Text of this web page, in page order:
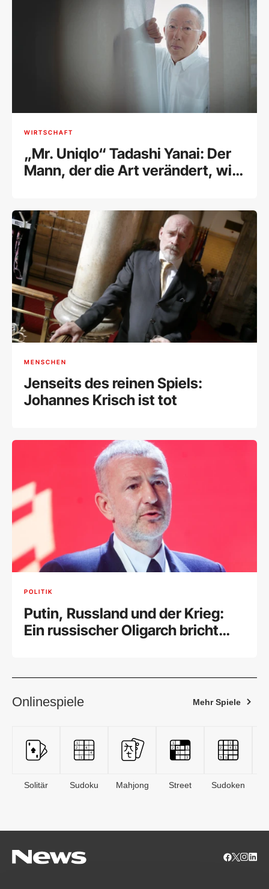
WIRTSCHAFT
„Mr. Uniqlo“ Tadashi Yanai: Der
Mann, der die Art verändert, wie
MENSCHEN
Jenseits des reinen Spiels:
Johannes Krisch ist tot
POLITIK
Putin, Russland und der Krieg:
Ein russischer Oligarch bricht
Onlinespiele Mehr Spiele
Solitär Sudoku Mahjong Street Sudoken